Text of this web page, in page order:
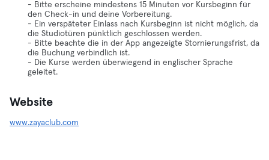
- Bitte erscheine mindestens 15 Minuten vor Kursbeginn für
den Check-in und deine Vorbereitung.
- Ein verspäteter Einlass nach Kursbeginn ist nicht möglich, da
die Studiotüren pünktlich geschlossen werden.
- Bitte beachte die in der App angezeigte Stornierungsfrist, da
die Buchung verbindlich ist.
- Die Kurse werden überwiegend in englischer Sprache
geleitet.
Website
www.zayaclub.com